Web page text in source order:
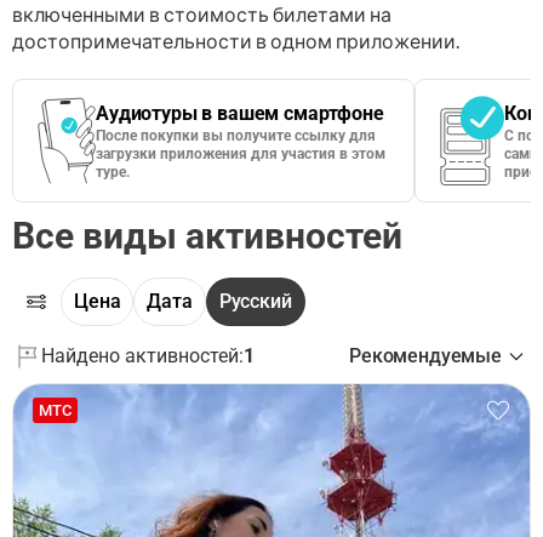
включенными в стоимость билетами на
достопримечательности в одном приложении.
Аудиотуры в вашем смартфоне
После покупки вы получите ссылку для
загрузки приложения для участия в этом
туре.
С
сами
Все виды активностей
Цена Дата Русский
Найдено активностей:1 Рекомендуемые
МТС